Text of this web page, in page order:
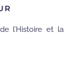
l’Histoire et la